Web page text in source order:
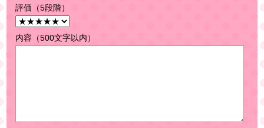
評価（5段階）
内容（500文字以内）